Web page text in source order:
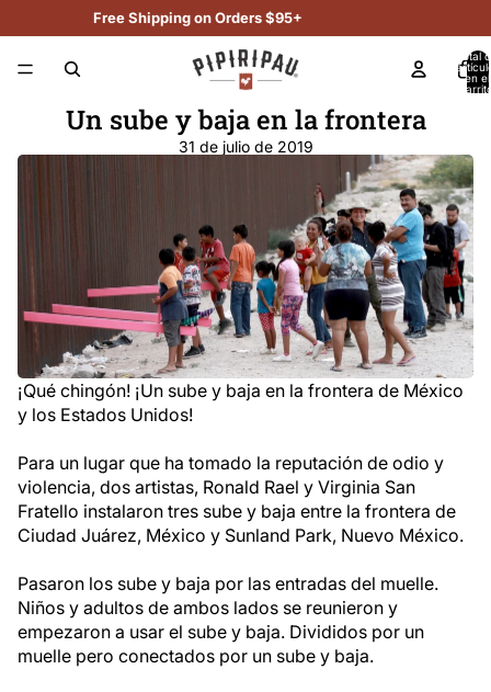
Free Shipping on Orders $95+
Total
en el
Un sube y baja en la frontera
31 de julio de 2019
¡Qué chingón! ¡Un sube y baja en la frontera de México
y los Estados Unidos!
Para un lugar que ha tomado la reputación de odio y
violencia, dos artistas, Ronald Rael y Virginia San
Fratello instalaron tres sube y baja entre la frontera de
Ciudad Juárez, México y Sunland Park, Nuevo México.
Pasaron los sube y baja por las entradas del muelle.
Niños y adultos de ambos lados se reunieron y
empezaron a usar el sube y baja. Divididos por un
muelle pero conectados por un sube y baja.